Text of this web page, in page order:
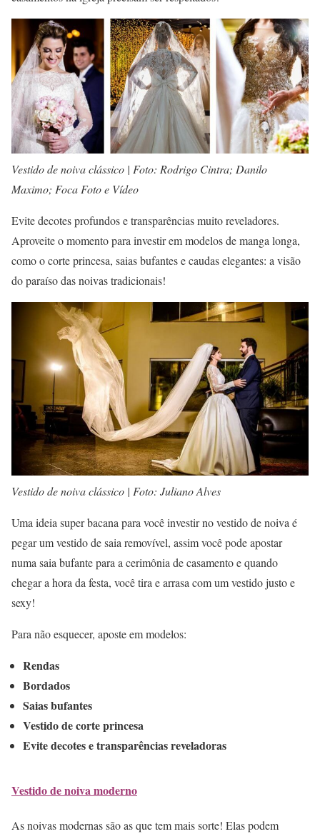
Vestido de noiva clássico | Foto: Rodrigo Cintra; Danilo
Maximo; Foca Foto e Vídeo
Evite decotes profundos e transparências muito reveladores.
Aproveite o momento para investir em modelos de manga longa,
como o corte princesa, saias bufantes e caudas elegantes: a visão
do paraíso das noivas tradicionais!
Vestido de noiva clássico | Foto: Juliano Alves
Uma ideia super bacana para você investir no vestido de noiva é
pegar um vestido de saia removível, assim você pode apostar
numa saia bufante para a cerimônia de casamento e quando
chegar a hora da festa, você tira e arrasa com um vestido justo e
sexy!
Para não esquecer, aposte em modelos:
Rendas
Bordados
Saias bufantes
Vestido de corte princesa
Evite decotes e transparências reveladoras
Vestido de noiva moderno
As noivas modernas são as que tem mais sorte! Elas podem